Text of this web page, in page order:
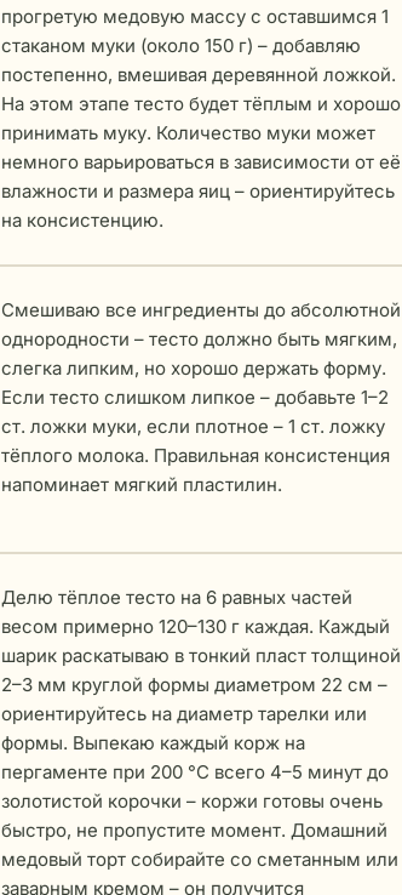
прогретую медовую массу с оставшимся 1
стаканом муки (около 150 г) – добавляю
постепенно, вмешивая деревянной ложкой.
На этом этапе тесто будет тёплым и хорошо
принимать муку. Количество муки может
немного варьироваться в зависимости от её
влажности и размера яиц – ориентируйтесь
на консистенцию.
Смешиваю все ингредиенты до абсолютной
однородности – тесто должно быть мягким,
слегка липким, но хорошо держать форму.
Если тесто слишком липкое – добавьте 1–2
ст. ложки муки, если плотное – 1 ст. ложку
тёплого молока. Правильная консистенция
напоминает мягкий пластилин.
Делю тёплое тесто на 6 равных частей
весом примерно 120–130 г каждая. Каждый
шарик раскатываю в тонкий пласт толщиной
2–3 мм круглой формы диаметром 22 см –
ориентируйтесь на диаметр тарелки или
формы. Выпекаю каждый корж на
пергаменте при 200 °C всего 4–5 минут до
золотистой корочки – коржи готовы очень
быстро, не пропустите момент. Домашний
медовый торт собирайте со сметанным или
заварным кремом – он получится